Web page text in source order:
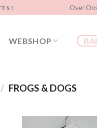
! Over
WEBSHOP
/ FROGS & DOGS